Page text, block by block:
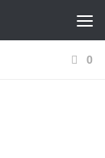
0